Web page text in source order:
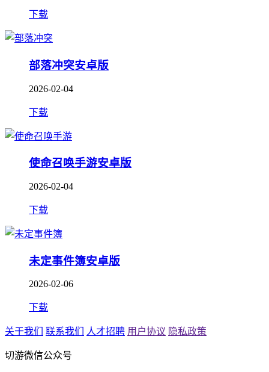
下载
部落冲突安卓版
2026-02-04
下载
使命召唤手游安卓版
2026-02-04
下载
未定事件簿安卓版
2026-02-06
下载
关于我们 联系我们 人才招聘 用户协议 隐私政策
切游微信公众号